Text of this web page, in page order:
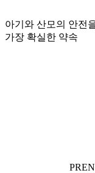
아기와 산모의 안전
가장 확실한 약속